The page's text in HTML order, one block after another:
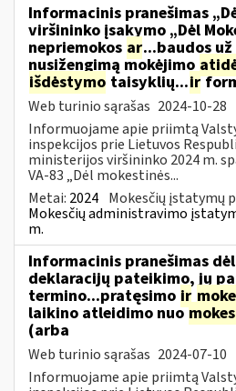
Informacinis pranešimas
viršininko įsakymo „Dėl
nepriemokos ar...baudos
nusižengimą mokėjimo
išdėstymo taisyklių...ir
Web turinio sąrašas 2024-10-28
Informuojame apie priimtą
inspekcijos prie Lietuvos
ministerijos viršininko 2024 m.
VA-83 „Dėl mokestinės...
Metai: 2024 Mokesčių įstatymų
Mokesčių administravimo
m.
Informacinis pranešimas dėl
deklaracijų pateikimo, jų
termino...pratęsimo ir
laikino atleidimo nuo
(arba
Web turinio sąrašas 2024-07-10
Informuojame apie priimtą